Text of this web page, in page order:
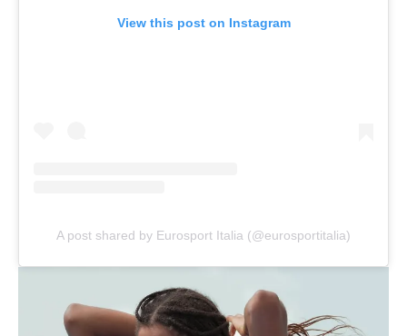
View this post on Instagram
A post shared by Eurosport Italia (@eurosportitalia)